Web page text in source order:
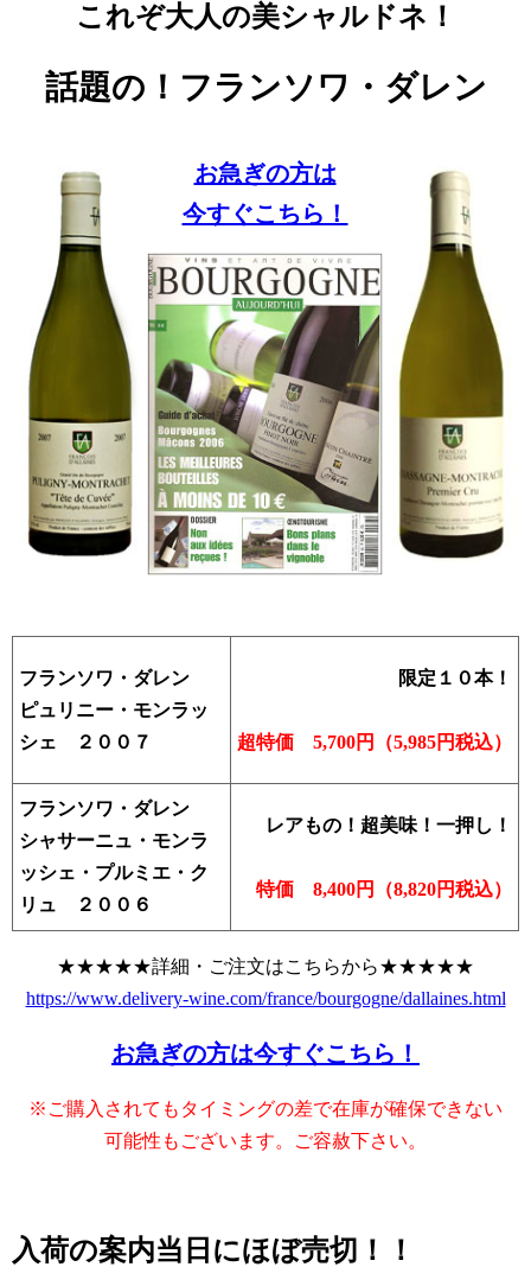
これぞ大人の美シャルドネ！
話題の！フランソワ・ダレン
お急ぎの方は
今すぐこちら！
フランソワ・ダレン
ピュリニー・モンラッ
シェ ２００７
限定１０本！
超特価 5,700円（5,985円税込）
フランソワ・ダレン
シャサーニュ・モンラ
ッシェ・プルミエ・ク
リュ ２００６
レアもの！超美味！一押し！
特価 8,400円（8,820円税込）
★★★★★詳細・ご注文はこちらから★★★★★
https://www.delivery-wine.com/france/bourgogne/dallaines.html
お急ぎの方は今すぐこちら！
※ご購入されてもタイミングの差で在庫が確保できない
可能性もございます。
ご容赦下さい。
入荷の案内当日にほぼ売切！！